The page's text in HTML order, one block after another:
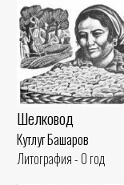
Шелковод
Кутлуг Башаров
Литография - 0 год